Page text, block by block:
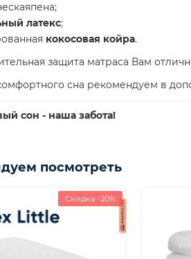
латекс;
кокосовая койра.
защита матраса Вам
сна рекомендуем в
сон - наша забота!
посмотреть
Скидка -20%